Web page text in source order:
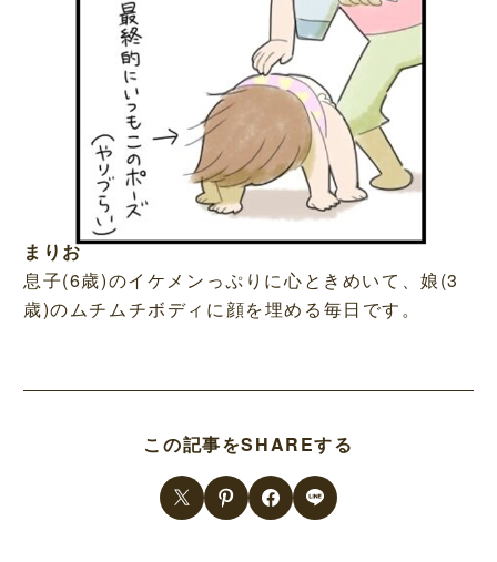
まりお
息子(6歳)のイケメンっぷりに心ときめいて、娘(3
歳)のムチムチボディに顔を埋める毎日です。
この記事をSHAREする